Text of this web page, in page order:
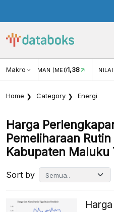
MakroWISMAN (MEI)1,38
Home Category Energi
Harga
Pemeliharaan
Kabupaten
Sort by